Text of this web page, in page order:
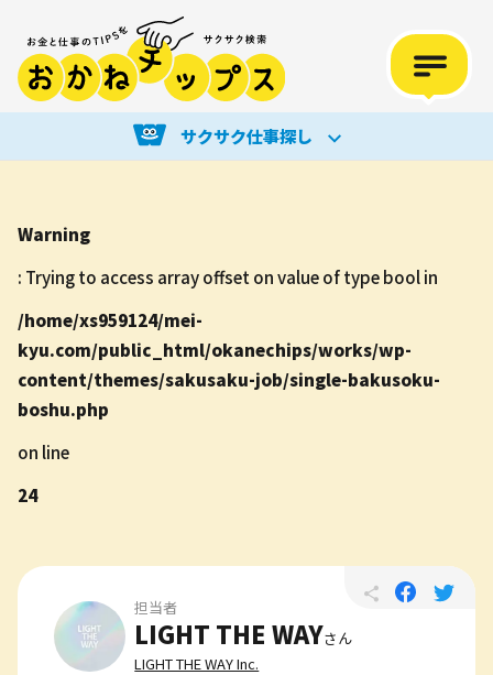
サクサク仕事探し
Warning
: Trying to access array offset on value of type bool in
/home/xs959124/mei-
kyu.com/public_html/okanechips/works/wp-
content/themes/sakusaku-job/single-bakusoku-
boshu.php
on line
24
担当者
LIGHT THE WAYさん
LIGHT THE WAY Inc.